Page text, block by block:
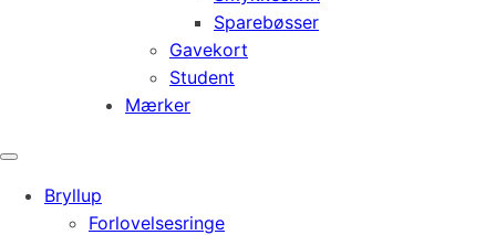
Sparebøsser
Gavekort
Student
Mærker
Bryllup
Forlovelsesringe